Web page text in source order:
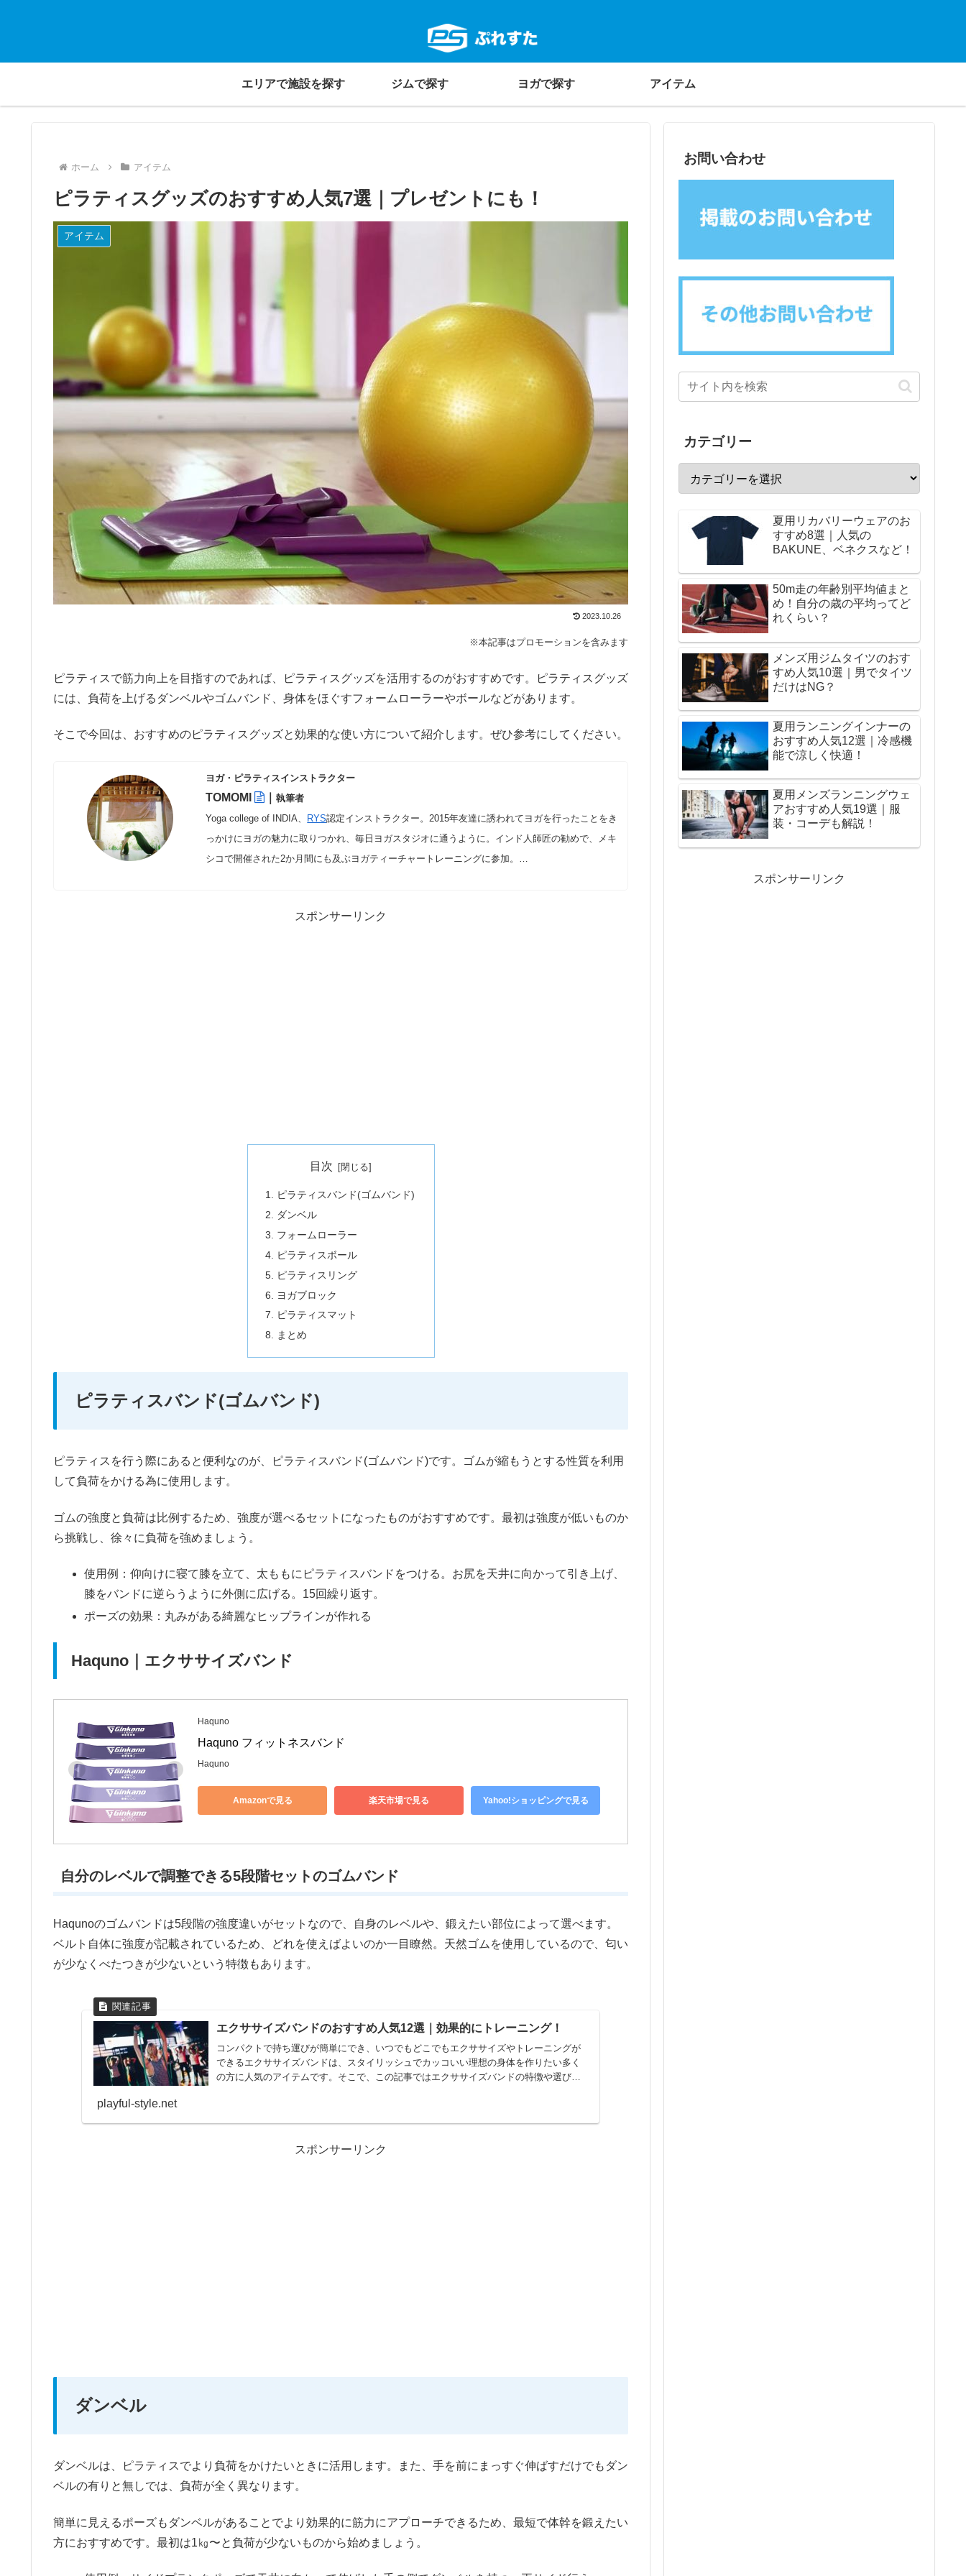
エリアで施設を探す ジムで探す ヨガで探す アイテム
ホーム アイテム
ピラティスグッズのおすすめ人気7選｜プレゼントにも！
アイテム
2023.10.26
※本記事はプロモーションを含みます
ピラティスで筋力向上を目指すのであれば、ピラティスグッズを活用するのがおすすめです。ピラティスグッズ
には、負荷を上げるダンベルやゴムバンド、身体をほぐすフォームローラーやボールなどがあります。
そこで今回は、おすすめのピラティスグッズと効果的な使い方について紹介します。ぜひ参考にしてください。
ヨガ・ピラティスインストラクター
TOMOMI ｜執筆者
Yoga college of INDIA、 RYS認定インストラクター。2015年友達に誘われてヨガを行ったことをき
っかけにヨガの魅力に取りつかれ、毎日ヨガスタジオに通うように。インド人師匠の勧めで、メキ
シコで開催された2か月間にも及ぶヨガティーチャートレーニングに参加。…
スポンサーリンク
目次
ピラティスバンド(ゴムバンド)
ダンベル
フォームローラー
ピラティスボール
ピラティスリング
ヨガブロック
ピラティスマット
まとめ
ピラティスバンド(ゴムバンド)
ピラティスを行う際にあると便利なのが、ピラティスバンド(ゴムバンド)です。ゴムが縮もうとする性質を利用
して負荷をかける為に使用します。
ゴムの強度と負荷は比例するため、強度が選べるセットになったものがおすすめです。最初は強度が低いものか
ら挑戦し、徐々に負荷を強めましょう。
使用例：仰向けに寝て膝を立て、太ももにピラティスバンドをつける。お尻を天井に向かって引き上げ、
膝をバンドに逆らうように外側に広げる。15回繰り返す。
ポーズの効果：丸みがある綺麗なヒップラインが作れる
Haquno｜エクササイズバンド
Haquno
Haquno フィットネスバンド
Haquno
Amazonで見る 楽天市場で見る Yahoo!ショッピングで見る
自分のレベルで調整できる5段階セットのゴムバンド
Haqunoのゴムバンドは5段階の強度違いがセットなので、自身のレベルや、鍛えたい部位によって選べます。
ベルト自体に強度が記載されているため、どれを使えばよいのか一目瞭然。天然ゴムを使用しているので、匂い
が少なくべたつきが少ないという特徴もあります。
エクササイズバンドのおすすめ人気12選｜効果的にトレーニング！
コンパクトで持ち運びが簡単にでき、いつでもどこでもエクササイズやトレーニングが
できるエクササイズバンドは、スタイリッシュでカッコいい理想の身体を作りたい多く
の方に人気のアイテムです。そこで、この記事ではエクササイズバンドの特徴や選び
playful-style.net
スポンサーリンク
ダンベル
ダンベルは、ピラティスでより負荷をかけたいときに活用します。また、手を前にまっすぐ伸ばすだけでもダン
ベルの有りと無しでは、負荷が全く異なります。
簡単に見えるポーズもダンベルがあることでより効果的に筋力にアプローチできるため、最短で体幹を鍛えたい
方におすすめです。最初は1㎏〜と負荷が少ないものから始めましょう。
お問い合わせ
カテゴリー
夏用リカバリーウェアのお
すすめ8選｜人気の
BAKUNE、ベネクスなど！
50m走の年齢別平均値まと
め！自分の歳の平均ってど
れくらい？
メンズ用ジムタイツのおす
すめ人気10選｜男でタイツ
だけはNG？
夏用ランニングインナーの
おすすめ人気12選｜冷感機
能で涼しく快適！
夏用メンズランニングウェ
アおすすめ人気19選｜服
装・コーデも解説！
スポンサーリンク